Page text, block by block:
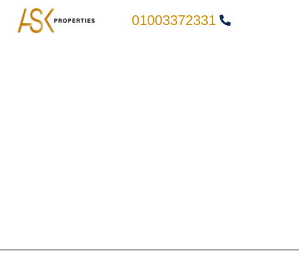
01003372331